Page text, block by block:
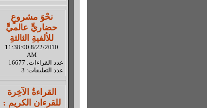
نحْوَ مشروعٍ
حضاريٍّ عالميٍّ
للألفيةِ الثالثةِ
8/22/2010 11:38:00
AM
عدد القراءات: 16677
عدد التعليقات: 3
القراءةُ الآخِرة
للقرءان الكريم :